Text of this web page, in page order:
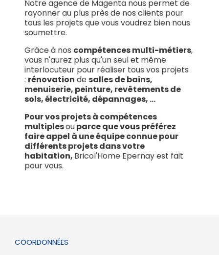
Notre agence de Magenta nous permet de
rayonner au plus près de nos clients pour
tous les projets que vous voudrez bien nous
soumettre.
Grâce à nos compétences multi-métiers,
vous n'aurez plus qu'un seul et même
interlocuteur pour réaliser tous vos projets
: rénovation de salles de bains,
menuiserie, peinture, revêtements de
sols, électricité, dépannages, ...
Pour vos projets à compétences
multiplesouparce que vous préférez
faire appel à une équipe connue pour
différents projets dans votre
habitation, Bricol'Home Epernay est fait
pour vous.
COORDONNÉES